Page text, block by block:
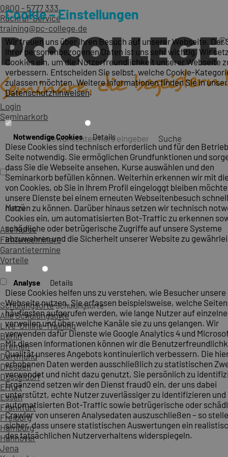
0800 - 5777 333
Rückruf-Service
training@pc-college.de
Login
Seminarkorb
Suche
Menü
Alle Kurse
Firmenseminare
Garantietermine
Vorteile
SchulungsorteSchulungsorte
Alle Schulungsorte
Live-Online-Training
Berlin
Bremen
Dortmund
Dresden
Düsseldorf
Erfurt
Essen
Frankfurt
Freiburg
Hamburg
Hannover
Jena
Cookie – Einstellungen
Wir freuen uns über Ihren Besuch auf unserer Webseite. Der
Ihrer personenbezogenen Daten ist uns sehr wichtig. Wir
Cookies ein, um die Nutzerfreundlichkeit unserer Webseite
verbessern. Entscheiden Sie selbst, welche Cookie-
zulassen möchten. Weitere Informationen finden Sie in
Datenschutzhinweisen.
Notwendige Cookies Details
Diese Cookies sind technisch erforderlich und für den
Seite notwendig. Sie ermöglichen Grundfunktionen und
dass Sie die Webseite ansehen, Kurse auswählen und den
Seminarkorb befüllen können. Weiterhin erkennen wir mit
von Cookies, ob Sie in Ihrem Profil eingeloggt bleiben
unsere Dienste bei einem erneuten Webseitenbesuch
nutzen zu können. Darüber hinaus setzen wir technisch
Cookies ein, um automatisierten Bot-Traffic zu erkennen
schädliche oder betrügerische Zugriffe auf unsere Systeme
abzuwehren und die Sicherheit unserer Website zu
Analyse Details
Diese Cookies helfen uns zu verstehen, wie Besucher unsere
Webseite nutzen. Sie erfassen beispielsweise, welche
häufigsten aufgerufen werden, wie lange Nutzer auf
verweilen und über welche Kanäle sie zu uns gelangen. Wir
verwenden dafür Dienste wie Google Analytics 4 und
Mit diesen Informationen können wir die
Qualität unseres Angebots kontinuierlich verbessern. Die
erhobenen Daten werden ausschließlich zu statistischen
verwendet und nicht dazu genutzt, Sie persönlich zu
Ergänzend setzen wir den Dienst fraud0 ein, der uns dabei
unterstützt, echte Nutzer zuverlässiger zu identifizieren und
automatisierten Bot-Traffic sowie betrügerische oder
Crawler von unseren Analysedaten auszuschließen – so
sicher, dass unsere statistischen Auswertungen ein
des tatsächlichen Nutzerverhaltens widerspiegeln.